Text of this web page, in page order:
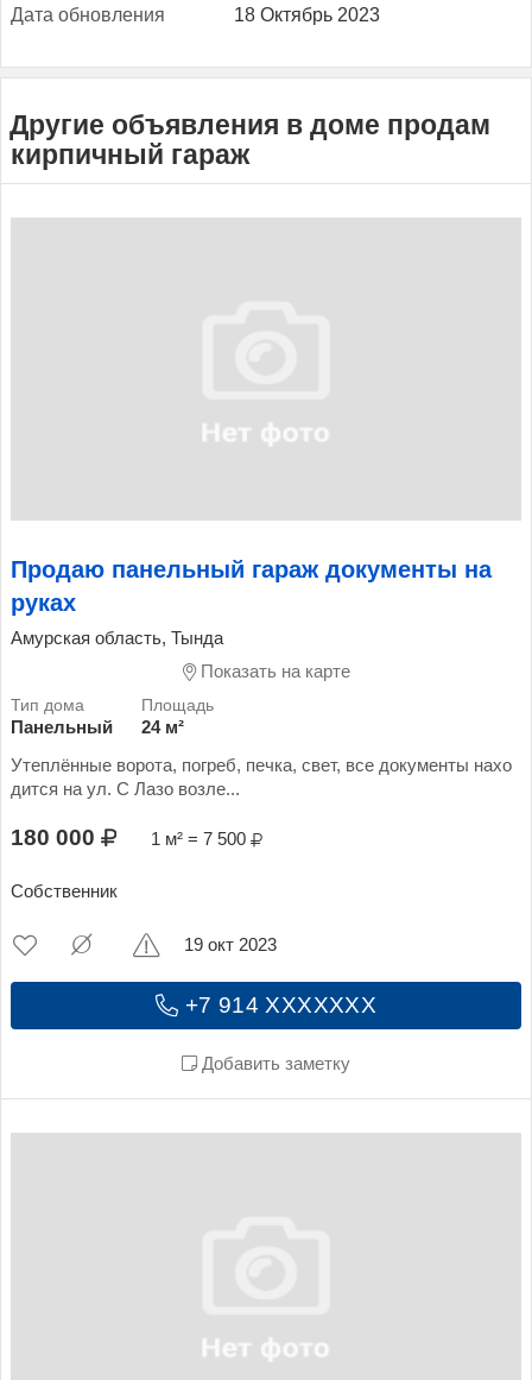
Да­та об­новле­ния 18 Октябрь 2023
Другие объявления в доме продам
кирпичный гараж
Продаю панельный гараж документы на
руках
Амурская область, Тында
Показать на карте
Панельный
24 м²
Утеплённые ворота, погреб, печка, свет, все документы нахо
дится на ул. С Лазо возле...
180 000 1 м² = 7 500
Собственник
+7 914 XXXXXXX
Добавить заметку
19 окт 2023